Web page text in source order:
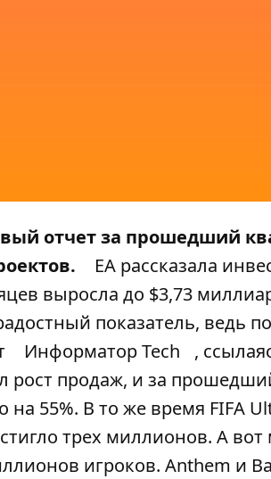
отчет за прошедший
EA рассказала
выросла до $3,73
показатель, ведь
Информатор Tech
,
рост продаж, и за
55%. В то же время FIFA
трех миллионов. А
игроков. Anthem и